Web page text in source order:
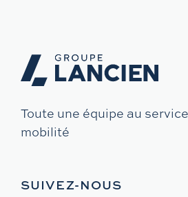
Toute une équipe au
mobilité
SUIVEZ-NOUS